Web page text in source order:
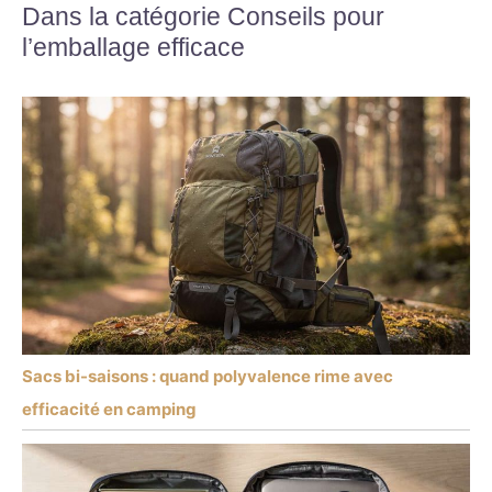
Dans la catégorie Conseils pour
l’emballage efficace
Sacs bi-saisons : quand polyvalence rime avec
efficacité en camping